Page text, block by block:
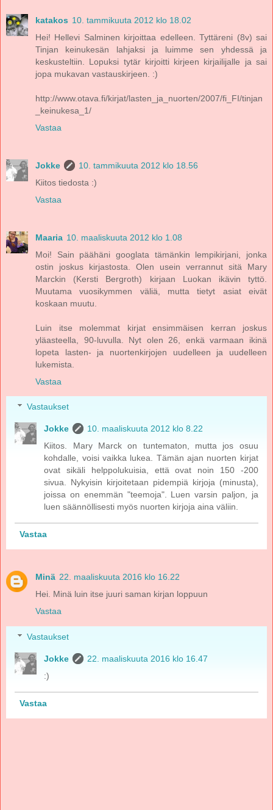
katakos 10. tammikuuta 2012 klo 18.02
Hei! Hellevi Salminen kirjoittaa edelleen. Tyttäreni (8v) sai
Tinjan keinukesän lahjaksi ja luimme sen yhdessä ja
keskusteltiin. Lopuksi tytär kirjoitti kirjeen kirjailijalle ja sai
jopa mukavan vastauskirjeen. :)
http://www.otava.fi/kirjat/lasten_ja_nuorten/2007/fi_FI/tinjan
_keinukesa_1/
Vastaa
Jokke
10. tammikuuta 2012 klo 18.56
Kiitos tiedosta :)
Vastaa
Maaria 10. maaliskuuta 2012 klo 1.08
Moi! Sain päähäni googlata tämänkin lempikirjani, jonka
ostin joskus kirjastosta. Olen usein verrannut sitä Mary
Marckin (Kersti Bergroth) kirjaan Luokan ikävin tyttö.
Muutama vuosikymmen väliä, mutta tietyt asiat eivät
koskaan muutu.
Luin itse molemmat kirjat ensimmäisen kerran joskus
yläasteella, 90-luvulla. Nyt olen 26, enkä varmaan ikinä
lopeta lasten- ja nuortenkirjojen uudelleen ja uudelleen
lukemista.
Vastaa
Vastaukset
Jokke
10. maaliskuuta 2012 klo 8.22
Kiitos. Mary Marck on tuntematon, mutta jos osuu
kohdalle, voisi vaikka lukea. Tämän ajan nuorten kirjat
ovat sikäli helppolukuisia, että ovat noin 150 -200
sivua. Nykyisin kirjoitetaan pidempiä kirjoja (minusta),
joissa on enemmän "teemoja". Luen varsin paljon, ja
luen säännöllisesti myös nuorten kirjoja aina väliin.
Vastaa
Minä 22. maaliskuuta 2016 klo 16.22
Hei. Minä luin itse juuri saman kirjan loppuun
Vastaa
Vastaukset
Jokke
22. maaliskuuta 2016 klo 16.47
:)
Vastaa